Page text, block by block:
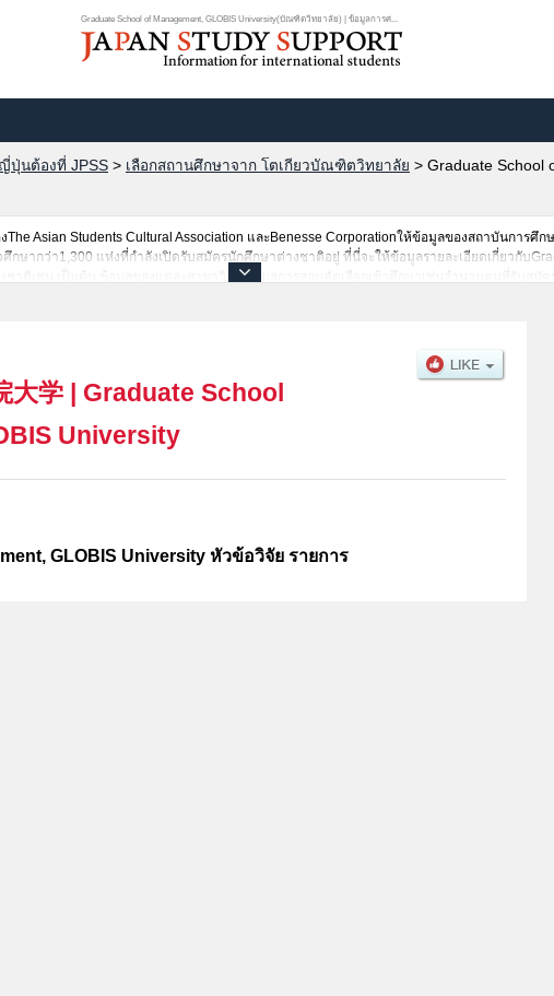
Graduate School of Management, GLOBIS University(บัณฑิตวิทยาลัย) | ข้อมูลการศ...
ปุ่นต้องที่ JPSS > เลือกสถานศึกษาจาก โตเกียวบัณฑิตวิทยาลัย > Graduate School
The Asian Students Cultural Association และBenesse Corporationให้ข้อมูลของสถาบันการ
ษากว่า1,300 แห่งที่กำลังเปิดรับสมัครนักศึกษาต่างชาติอยู่ ที่นี่จะให้ข้อมูลรายละเอียดเกี่ยวกับ
ชาติเช่น เป็นต้น,ข้อมูลของแต่ละสาขาวิจัย,ข้อมูลการสอบคัดเลือกเข้าศึกษาเช่นจำนวนคนที่รับสมั
大学 | Graduate School
University
GLOBIS University หัวข้อวิจัย รายการ